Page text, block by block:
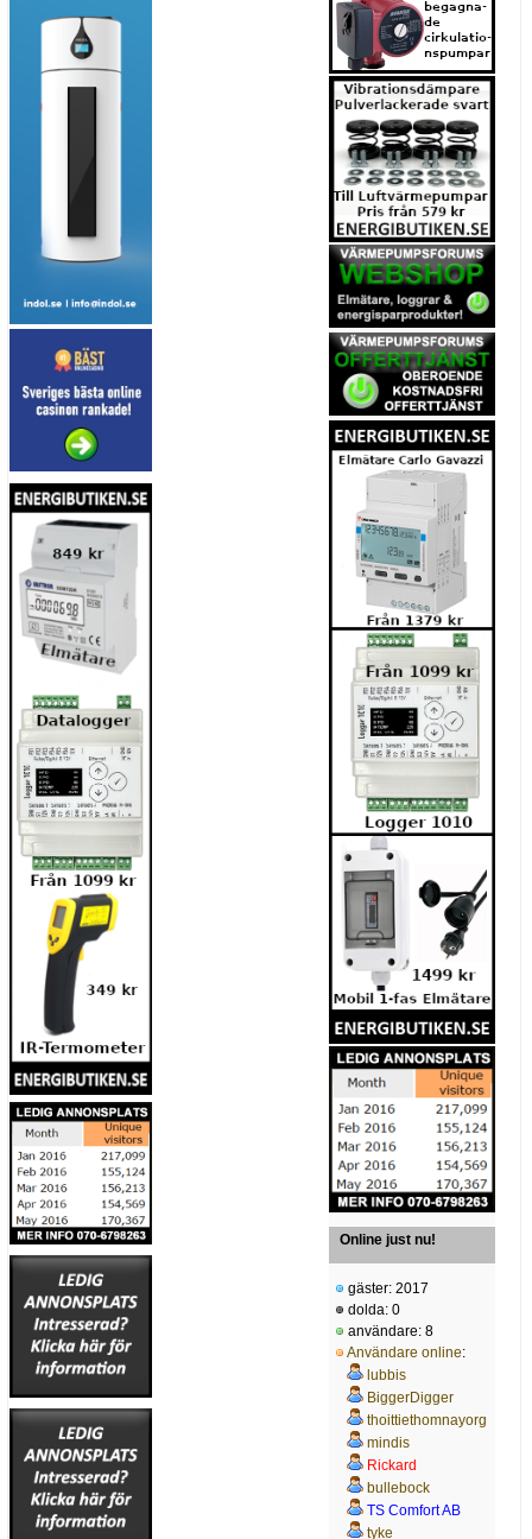
Online just nu!
gäster: 2017
dolda: 0
användare: 8
Användare online:
lubbis
BiggerDigger
thoittiethomnayorg
mindis
Rickard
bullebock
TS Comfort AB
tyke